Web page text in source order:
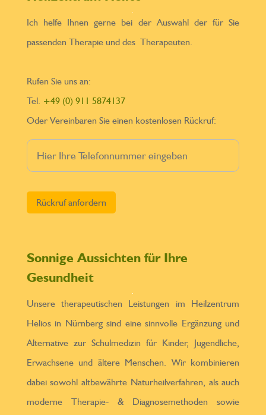
Ich helfe Ihnen gerne bei der Auswahl der für Sie
passenden Therapie und des Therapeuten.
Rufen Sie uns an:
Tel. +49 (0) 911 5874137
Oder Vereinbaren Sie einen kostenlosen Rückruf:
Sonnige Aussichten für Ihre
Gesundheit
Unsere therapeutischen Leistungen im Heilzentrum
Helios in Nürnberg sind eine sinnvolle Ergänzung und
Alternative zur Schulmedizin für Kinder, Jugendliche,
Erwachsene und ältere Menschen. Wir kombinieren
dabei sowohl altbewährte Naturheilverfahren, als auch
moderne Therapie- & Diagnosemethoden sowie